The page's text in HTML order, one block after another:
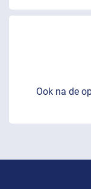
Ook na de